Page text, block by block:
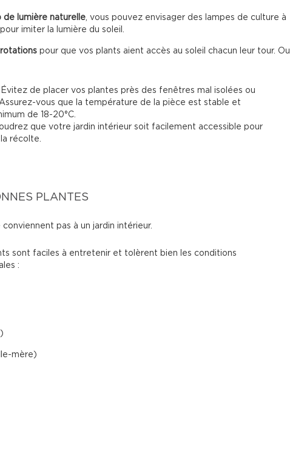
de lumière naturelle, vous pouvez envisager des lampes de culture à
imiter la lumière du soleil.
rotations pour que vos plants aient accès au soleil chacun leur tour. Ou
Évitez de placer vos plantes près des fenêtres mal isolées ou
Assurez-vous que la température de la pièce est stable et
de 18-20°C.
que votre jardin intérieur soit facilement accessible pour
récolte.
PLANTES
pas à un jardin intérieur.
sont faciles à entretenir et tolèrent bien les conditions
:
mère)